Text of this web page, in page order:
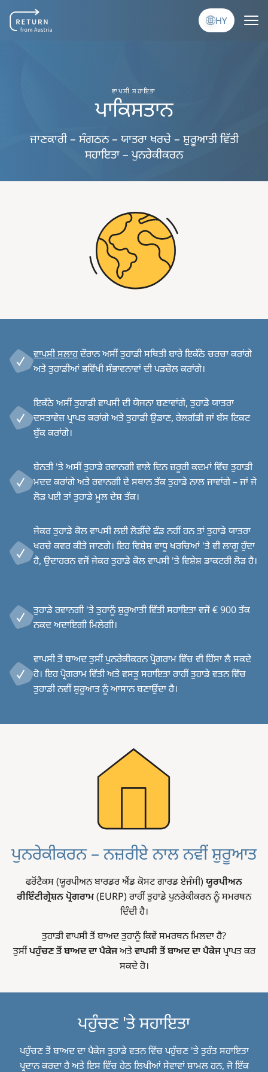
HY
ਵਾਪਸੀ ਸਹਾਇਤਾ
ਪਾਕਿਸਤਾਨ
ਜਾਣਕਾਰੀ – ਸੰਗਠਨ – ਯਾਤਰਾ ਖਰਚੇ – ਸ਼ੁਰੂਆਤੀ ਵਿੱਤੀ
ਸਹਾਇਤਾ – ਪੁਨਰੇਕੀਕਰਨ
ਵਾਪਸੀ ਸਲਾਹਦੌਰਾਨ ਅਸੀਂ ਤੁਹਾਡੀ ਸਥਿਤੀ ਬਾਰੇ ਇਕੱਠੇ ਚਰਚਾ ਕਰਾਂਗੇ
ਅਤੇ ਤੁਹਾਡੀਆਂ ਭਵਿੱਖੀ ਸੰਭਾਵਨਾਵਾਂ ਦੀ ਪੜਚੋਲ ਕਰਾਂਗੇ।
ਇਕੱਠੇ ਅਸੀਂ ਤੁਹਾਡੀ ਵਾਪਸੀ ਦੀ ਯੋਜਨਾ ਬਣਾਵਾਂਗੇ, ਤੁਹਾਡੇ ਯਾਤਰਾ
ਦਸਤਾਵੇਜ਼ ਪ੍ਰਾਪਤ ਕਰਾਂਗੇ ਅਤੇ ਤੁਹਾਡੀ ਉਡਾਣ, ਰੇਲਗੱਡੀ ਜਾਂ ਬੱਸ ਟਿਕਟ
ਬੁੱਕ ਕਰਾਂਗੇ।
ਬੇਨਤੀ 'ਤੇ ਅਸੀਂ ਤੁਹਾਡੇ ਰਵਾਨਗੀ ਵਾਲੇ ਦਿਨ ਜ਼ਰੂਰੀ ਕਦਮਾਂ ਵਿੱਚ ਤੁਹਾਡੀ
ਮਦਦ ਕਰਾਂਗੇ ਅਤੇ ਰਵਾਨਗੀ ਦੇ ਸਥਾਨ ਤੱਕ ਤੁਹਾਡੇ ਨਾਲ ਜਾਵਾਂਗੇ – ਜਾਂ ਜੇ
ਲੋੜ ਪਈ ਤਾਂ ਤੁਹਾਡੇ ਮੂਲ ਦੇਸ਼ ਤੱਕ।
ਜੇਕਰ ਤੁਹਾਡੇ ਕੋਲ ਵਾਪਸੀ ਲਈ ਲੋੜੀਂਦੇ ਫੰਡ ਨਹੀਂ ਹਨ ਤਾਂ ਤੁਹਾਡੇ ਯਾਤਰਾ
ਖਰਚੇ ਕਵਰ ਕੀਤੇ ਜਾਣਗੇ। ਇਹ ਵਿਸ਼ੇਸ਼ ਵਾਧੂ ਖਰਚਿਆਂ 'ਤੇ ਵੀ ਲਾਗੂ ਹੁੰਦਾ
ਹੈ, ਉਦਾਹਰਨ ਵਜੋਂ ਜੇਕਰ ਤੁਹਾਡੇ ਕੋਲ ਵਾਪਸੀ 'ਤੇ ਵਿਸ਼ੇਸ਼ ਡਾਕਟਰੀ ਲੋੜ ਹੈ।
ਤੁਹਾਡੇ ਰਵਾਨਗੀ 'ਤੇ ਤੁਹਾਨੂੰ ਸ਼ੁਰੂਆਤੀ ਵਿੱਤੀ ਸਹਾਇਤਾ ਵਜੋਂ € 900 ਤੱਕ
ਨਕਦ ਅਦਾਇਗੀ ਮਿਲੇਗੀ।
ਵਾਪਸੀ ਤੋਂ ਬਾਅਦ ਤੁਸੀਂ ਪੁਨਰੇਕੀਕਰਨ ਪ੍ਰੋਗਰਾਮ ਵਿੱਚ ਵੀ ਹਿੱਸਾ ਲੈ ਸਕਦੇ
ਹੋ। ਇਹ ਪ੍ਰੋਗਰਾਮ ਵਿੱਤੀ ਅਤੇ ਵਸਤੂ ਸਹਾਇਤਾ ਰਾਹੀਂ ਤੁਹਾਡੇ ਵਤਨ ਵਿੱਚ
ਤੁਹਾਡੀ ਨਵੀਂ ਸ਼ੁਰੂਆਤ ਨੂੰ ਆਸਾਨ ਬਣਾਉਂਦਾ ਹੈ।
ਪੁਨਰੇਕੀਕਰਨ – ਨਜ਼ਰੀਏ ਨਾਲ ਨਵੀਂ ਸ਼ੁਰੂਆਤ
ਫਰੋਂਟੈਕਸ (ਯੂਰਪੀਅਨ ਬਾਰਡਰ ਐਂਡ ਕੋਸਟ ਗਾਰਡ ਏਜੰਸੀ)ਯੂਰਪੀਅਨ
ਰੀਇੰਟੀਗ੍ਰੇਸ਼ਨ ਪ੍ਰੋਗਰਾਮ(EURP) ਰਾਹੀਂ ਤੁਹਾਡੇ ਪੁਨਰੇਕੀਕਰਨ ਨੂੰ ਸਮਰਥਨ
ਦਿੰਦੀ ਹੈ।
ਤੁਹਾਡੀ ਵਾਪਸੀ ਤੋਂ ਬਾਅਦ ਤੁਹਾਨੂੰ ਕਿਵੇਂ ਸਮਰਥਨ ਮਿਲਦਾ ਹੈ?
ਤੁਸੀਂਪਹੁੰਚਣ ਤੋਂ ਬਾਅਦ ਦਾ ਪੈਕੇਜਅਤੇਵਾਪਸੀ ਤੋਂ ਬਾਅਦ ਦਾ ਪੈਕੇਜਪ੍ਰਾਪਤ ਕਰ
ਸਕਦੇ ਹੋ।
ਪਹੁੰਚਣ 'ਤੇ ਸਹਾਇਤਾ
ਪਹੁੰਚਣ ਤੋਂ ਬਾਅਦ ਦਾ ਪੈਕੇਜ ਤੁਹਾਡੇ ਵਤਨ ਵਿੱਚ ਪਹੁੰਚਣ 'ਤੇ ਤੁਰੰਤ ਸਹਾਇਤਾ
ਪ੍ਰਦਾਨ ਕਰਦਾ ਹੈ ਅਤੇ ਇਸ ਵਿੱਚ ਹੇਠ ਲਿਖੀਆਂ ਸੇਵਾਵਾਂ ਸ਼ਾਮਲ ਹਨ, ਜੋ ਇੱਕ